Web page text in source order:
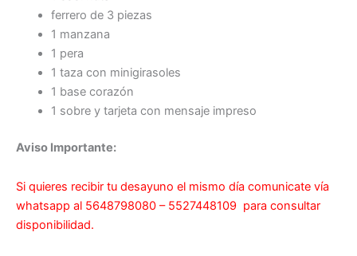
ferrero de 3 piezas
1 manzana
1 pera
1 taza con minigirasoles
1 base corazón
1 sobre y tarjeta con mensaje impreso
Aviso Importante:
Si quieres recibir tu desayuno el mismo día comunicate vía
whatsapp al 5648798080 – 5527448109 para consultar
disponibilidad.